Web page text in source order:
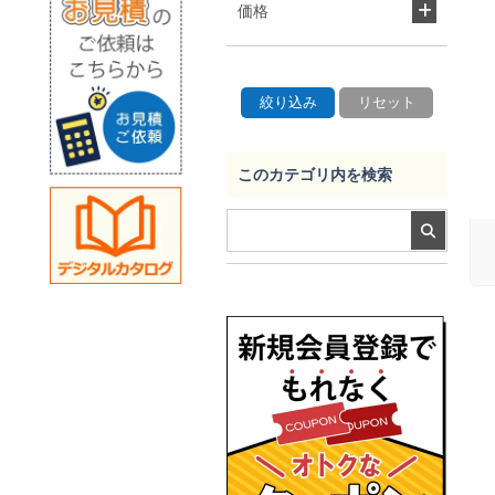
価格
このカテゴリ内を検索